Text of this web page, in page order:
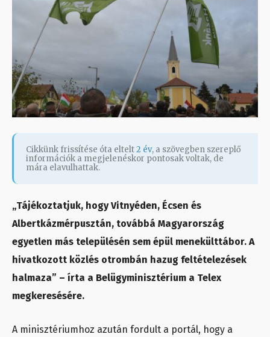
Cikkünk frissítése óta eltelt2 év, a szövegben szereplő
információk a megjelenéskor pontosak voltak, de
mára elavulhattak.
„Tájékoztatjuk, hogy Vitnyéden, Écsen és
Albertkázmérpusztán, továbbá Magyarország
egyetlen más településén sem épül menekülttábor. A
hivatkozott közlés otrombán hazug feltételezések
halmaza” – írta a Belügyminisztérium a Telex
megkeresésére.
A minisztériumhoz azután fordult a portál, hogy a